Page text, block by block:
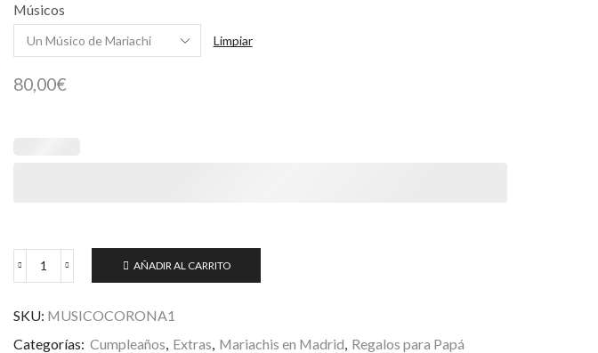
precios:
desde
80,00€
Músicos
Limpiar
80,00€
Mariachi
REY
con
Corona
AÑADIR AL CARRITO
SKU: MUSICOCORONA1
Categorías: Cumpleaños, Extras, Mariachis en Madrid, Regalos para Papá